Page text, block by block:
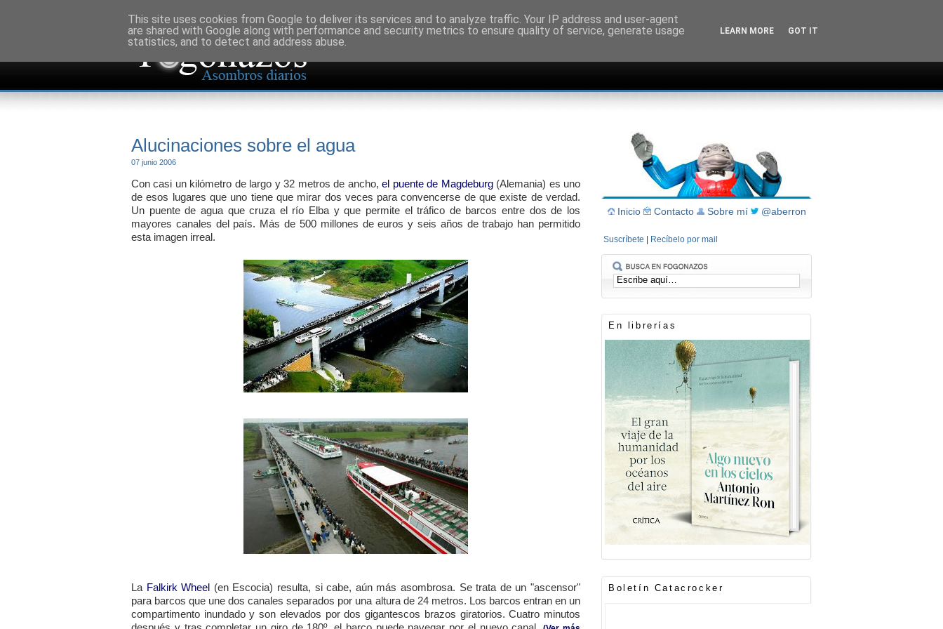
Alucinaciones sobre el agua
07 junio 2006
Con casi un kilómetro de largo y 32 metros de ancho,el puente de Magdeburg(Alemania) es uno
de esos lugares que uno tiene que mirar dos veces para convencerse de que existe de verdad.
Un puente de agua que cruza el río Elba y que permite el tráfico de barcos entre dos de los
mayores canales del país. Más de 500 millones de euros y seis años de trabajo han permitido
esta imagen irreal.
La Falkirk Wheel (en Escocia) resulta, si cabe, aún más asombrosa. Se trata de un "ascensor"
para barcos que une dos canales separados por una altura de 24 metros. Los barcos entran en un
compartimento inundado y son elevados por dos gigantescos brazos giratorios. Cuatro minutos
Inicio Contacto Sobre mí @aberron
Suscríbete Recíbelo por mail
En librerías
Boletín Catacrocker
This site uses cookies from Google to deliver its services and to analyze traffic. Your IP address and user-agent
are shared with Google along with performance and security metrics to ensure quality of service, generate usage
statistics, and to detect and address abuse.
LEARN MORE GOT IT